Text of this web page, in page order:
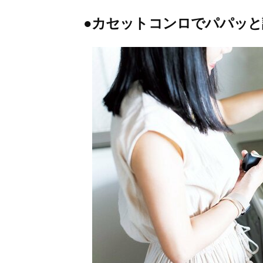
●カセットコンロでパパッ